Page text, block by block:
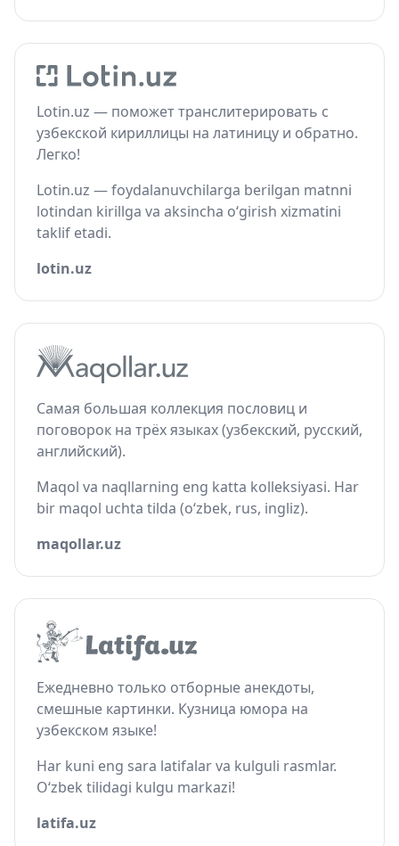
Lotin.uz — поможет транслитерировать с
узбекской кириллицы на латиницу и обратно.
Легко!
Lotin.uz — foydalanuvchilarga berilgan matnni
lotindan kirillga va aksincha o‘girish xizmatini
taklif etadi.
lotin.uz
Самая большая коллекция пословиц и
поговорок на трёх языках (узбекский, русский,
английский).
Maqol va naqllarning eng katta kolleksiyasi. Har
bir maqol uchta tilda (o‘zbek, rus, ingliz).
maqollar.uz
Ежедневно только отборные анекдоты,
смешные картинки. Кузница юмора на
узбекском языке!
Har kuni eng sara latifalar va kulguli rasmlar.
O‘zbek tilidagi kulgu markazi!
latifa.uz